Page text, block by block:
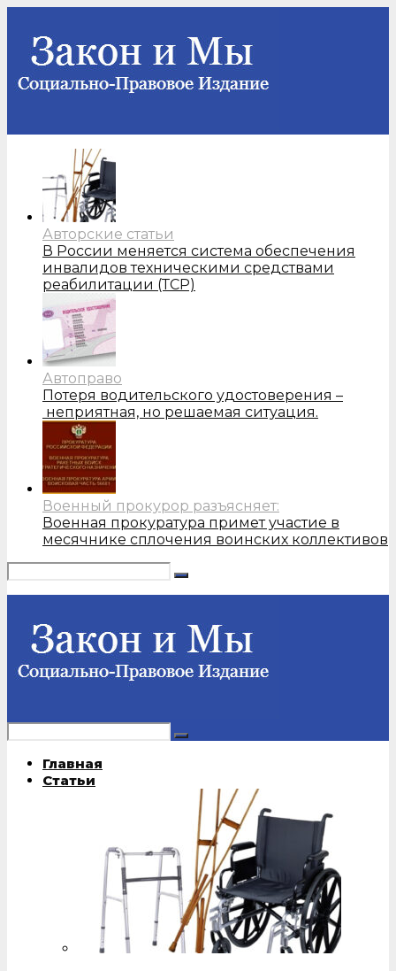
Авторские статьи
В России меняется система обеспечения
инвалидов техническими средствами
реабилитации (ТСР)
Автоправо
Потеря водительского удостоверения –
неприятная, но решаемая ситуация.
Военный прокурор разъясняет:
Военная прокуратура примет участие в
месячнике сплочения воинских коллективов
Главная
Статьи